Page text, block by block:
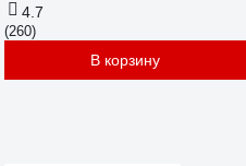
4.7
(260)
В корзину